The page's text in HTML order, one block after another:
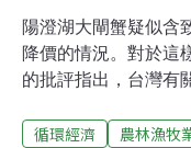
陽澄湖大閘蟹疑似含
降價的情況。對於這
的批評指出，台灣有
大閘蟹到台灣，服務
循環經濟 農林漁牧